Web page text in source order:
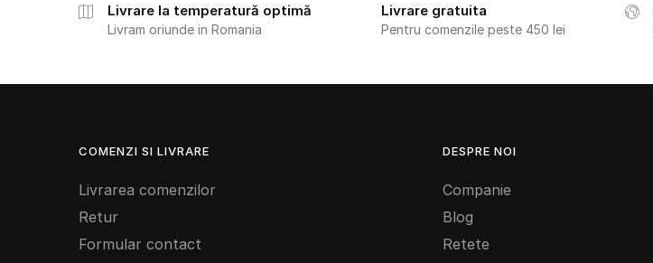
Livrare la temperatură optimă
Livram oriunde in Romania
Livrare gratuita
Pentru comenzile peste 450 lei
COMENZI SI LIVRARE
Livrarea comenzilor
Retur
Formular contact
DESPRE NOI
Companie
Blog
Retete